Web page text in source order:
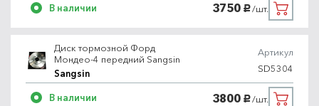
В наличии 3750 руб./шт.
Диск тормозной Форд
Мондео-4 передний Sangsin
Sangsin
Артикул
SD5304
В наличии 3800 руб./шт.